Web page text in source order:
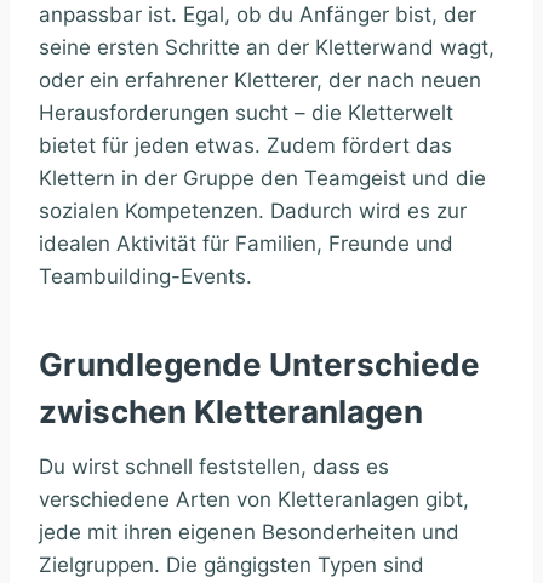
anpassbar ist. Egal, ob du Anfänger bist, der
seine ersten Schritte an der Kletterwand wagt,
oder ein erfahrener Kletterer, der nach neuen
Herausforderungen sucht – die Kletterwelt
bietet für jeden etwas. Zudem fördert das
Klettern in der Gruppe den Teamgeist und die
sozialen Kompetenzen. Dadurch wird es zur
idealen Aktivität für Familien, Freunde und
Teambuilding-Events.
Grundlegende Unterschiede
zwischen Kletteranlagen
Du wirst schnell feststellen, dass es
verschiedene Arten von Kletteranlagen gibt,
jede mit ihren eigenen Besonderheiten und
Zielgruppen. Die gängigsten Typen sind